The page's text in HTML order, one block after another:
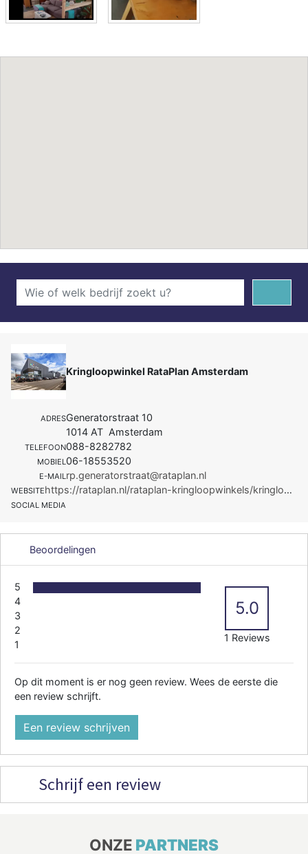
Kringloopwinkel RataPlan Amsterdam
ADRESGeneratorstraat 10
1014 AT Amsterdam
TELEFOON088-8282782
MOBIEL06-18553520
E-MAILrp.generatorstraat@rataplan.nl
WEBSITE https://rataplan.nl/rataplan-kringloopwinkels/kringloopwinkels-rataplan-amsterdam/rataplan-generator
SOCIAL MEDIA
Beoordelingen
5
4
3
2
1
5.0
1 Reviews
Op dit moment is er nog geen review. Wees de eerste die
een review schrijft.
Een review schrijven
Schrijf een review
ONZE PARTNERS